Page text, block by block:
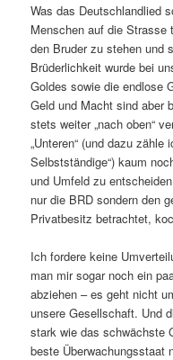
Was das Deutschlandlied
Menschen auf die
den Bruder zu stehen und
Brüderlichkeit wurde bei
Goldes sowie die endlose
Geld und Macht sind aber
stets weiter „nach oben“
„Unteren“ (und dazu
Selbstständige“) kaum
und Umfeld zu
nur die BRD sondern den
Privatbesitz betrachtet,
Ich fordere keine
man mir sogar noch ein
abziehen – es geht nicht
unsere Gesellschaft. Und
stark wie das schwächste
beste Überwachungsstaat